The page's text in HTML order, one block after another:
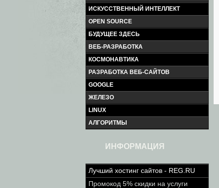
ИСКУССТВЕННЫЙ ИНТЕЛЛЕКТ
OPEN SOURCE
БУДУЩЕЕ ЗДЕСЬ
ВЕБ-РАЗРАБОТКА
КОСМОНАВТИКА
РАЗРАБОТКА ВЕБ-САЙТОВ
GOOGLE
ЖЕЛЕЗО
LINUX
АЛГОРИТМЫ
ИНФОРМАЦИЯ
Лучший хостинг сайтов - REG.RU
Промокод 5% скидки на услуги